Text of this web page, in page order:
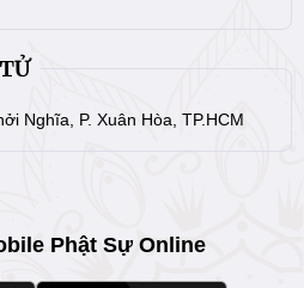
Nghĩa, P. Xuân Hòa, TP.HCM
Phật Sự Online